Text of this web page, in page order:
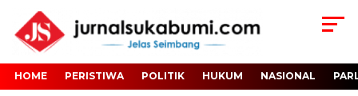
HOME PERISTIWA POLITIK HUKUM NASIONAL